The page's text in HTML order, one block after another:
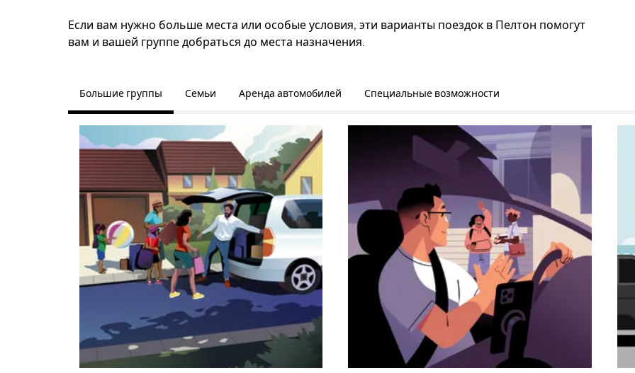
Если вам нужно больше места или особые условия, эти варианты поездок в Пелтон помогут
вам и вашей группе добраться до места назначения.
Большие группы Семьи Аренда автомобилей Специальные возможности